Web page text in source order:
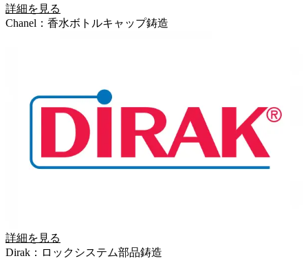
詳細を見る
Chanel：香水ボトルキャップ鋳造
詳細を見る
Dirak：ロックシステム部品鋳造